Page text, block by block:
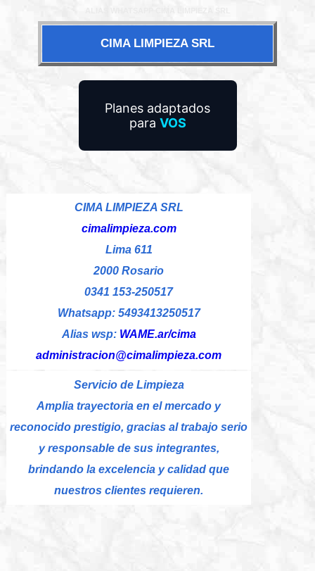
CIMA LIMPIEZA SRL
Planes adaptados
para VOS
CIMA LIMPIEZA SRL
cimalimpieza.com
Lima 611
2000 Rosario
0341 153-250517
Whatsapp: 5493413250517
Alias wsp: WAME.ar/cima
administracion@cimalimpieza.com
Servicio de Limpieza
Amplia trayectoria en el mercado y
reconocido prestigio, gracias al trabajo serio
y responsable de sus integrantes,
brindando la excelencia y calidad que
nuestros clientes requieren.